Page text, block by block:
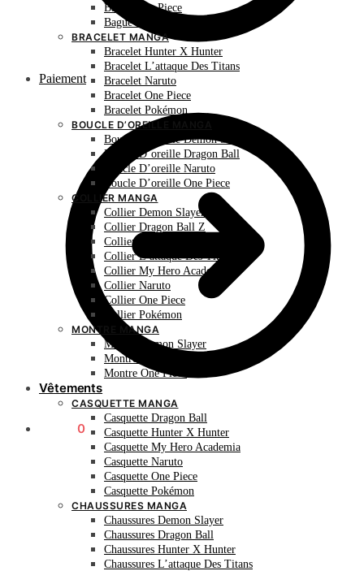
Paiement
0
Bague One Piece
Bague Pokémon
BRACELET MANGA
Bracelet Hunter X Hunter
Bracelet L’attaque Des Titans
Bracelet Naruto
Bracelet One Piece
Bracelet Pokémon
BOUCLE D’OREILLE MANGA
Boucle D’oreille Demon Slayer
Boucle D’oreille Dragon Ball
Boucle D’oreille Naruto
Boucle D’oreille One Piece
COLLIER MANGA
Collier Demon Slayer
Collier Dragon Ball Z
Collier Hunter X Hunter
Collier L’attaque Des Titans
Collier My Hero Academia
Collier Naruto
Collier One Piece
Collier Pokémon
MONTRE MANGA
Montre Demon Slayer
Montre Naruto
Montre One Piece
Vêtements
CASQUETTE MANGA
Casquette Dragon Ball
Casquette Hunter X Hunter
Casquette My Hero Academia
Casquette Naruto
Casquette One Piece
Casquette Pokémon
CHAUSSURES MANGA
Chaussures Demon Slayer
Chaussures Dragon Ball
Chaussures Hunter X Hunter
Chaussures L’attaque Des Titans